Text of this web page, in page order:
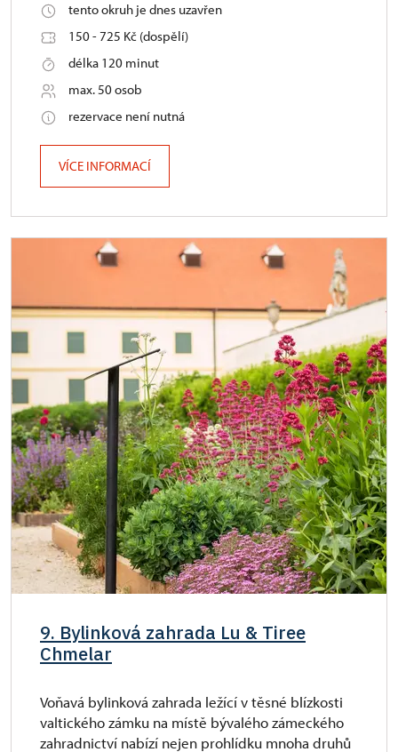
tento okruh je dnes uzavřen
150 - 725 Kč (dospělí)
délka 120 minut
max. 50 osob
rezervace není nutná
VÍCE INFORMACÍ
9. Bylinková zahrada Lu & Tiree
Chmelar
Voňavá bylinková zahrada ležící v těsné blízkosti
valtického zámku na místě bývalého zámeckého
zahradnictví nabízí nejen prohlídku mnoha druhů